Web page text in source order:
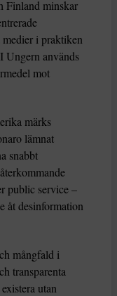
Finland minskar
medier i praktiken
Ungern används
mot
märks
lämnat
snabbt
public service –
åt desinformation
mångfald i
transparenta
utan